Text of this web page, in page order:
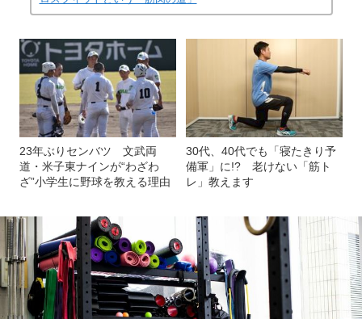
23年ぶりセンバツ 文武両
道・米子東ナインが“わざわ
ざ”小学生に野球を教える理由
30代、40代でも「寝たきり予
備軍」に!? 老けない「筋ト
レ」教えます